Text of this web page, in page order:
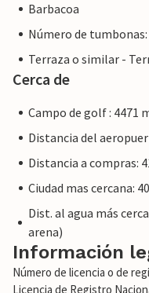
Barbacoa
Número de tumbonas:
Terraza o similar -
Cerca de
Campo de golf : 4471
Distancia del
Distancia a compras:
Ciudad mas cercana:
Dist. al agua más
arena)
Información
Número de licencia o de
Licencia de Registro